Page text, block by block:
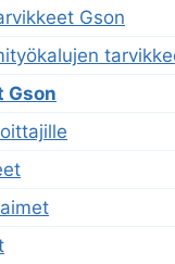
Gson
Gson